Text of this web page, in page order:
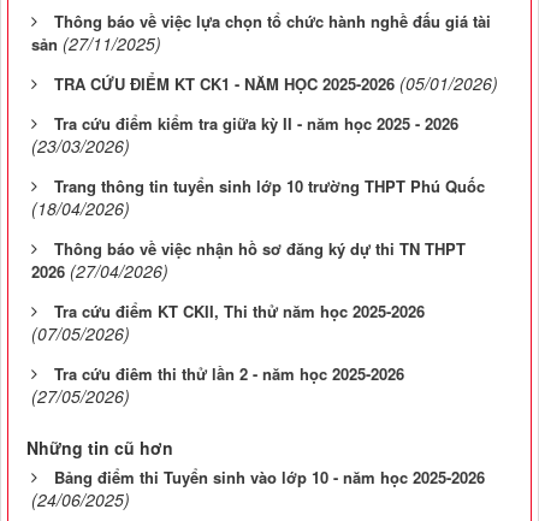
Thông báo về việc lựa chọn tổ chức hành nghề đấu giá tài
sản (27/11/2025)
TRA CỨU ĐIỂM KT CK1 - NĂM HỌC 2025-2026 (05/01/2026)
Tra cứu điểm kiểm tra giữa kỳ II - năm học 2025 - 2026
(23/03/2026)
Trang thông tin tuyển sinh lớp 10 trường THPT Phú Quốc
(18/04/2026)
Thông báo về việc nhận hồ sơ đăng ký dự thi TN THPT
2026 (27/04/2026)
Tra cứu điểm KT CKII, Thi thử năm học 2025-2026
(07/05/2026)
Tra cứu điêm thi thử lần 2 - năm học 2025-2026
(27/05/2026)
Những tin cũ hơn
Bảng điểm thi Tuyển sinh vào lớp 10 - năm học 2025-2026
(24/06/2025)